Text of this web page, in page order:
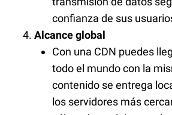
confianza de sus
Alcance global
Con una CDN puedes
todo el mundo con la
contenido se entrega
los servidores más